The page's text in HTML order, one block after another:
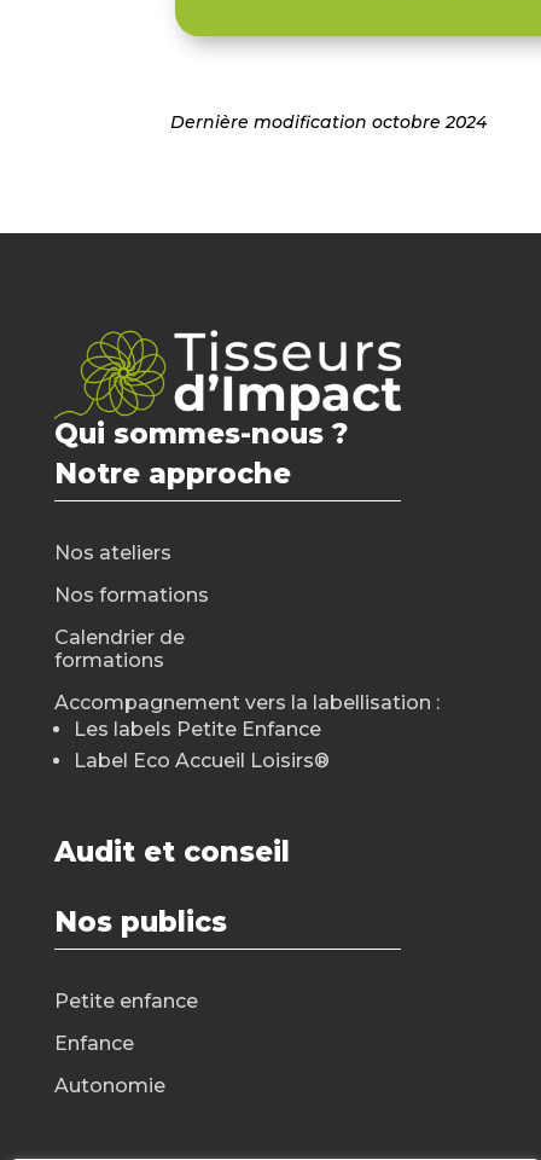
Dernière modification octobre 2024
Qui sommes-nous ?
Notre approche
Nos ateliers
Nos formations
Calendrier de
formations
Accompagnement vers la labellisation :
Les labels Petite Enfance
Label Eco Accueil Loisirs®
Audit et conseil
Nos publics
Petite enfance
Enfance
Autonomie